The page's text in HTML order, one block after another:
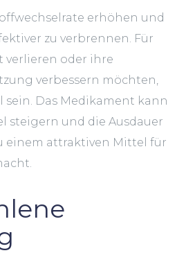
erhöhen und
zu verbrennen. Für
verlieren oder ihre
verbessern möchten,
sein. Das Medikament kann
steigern und die Ausdauer
einem attraktiven Mittel für